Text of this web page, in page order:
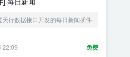
天行数据接口开发的每日新闻插件
免费
22:09